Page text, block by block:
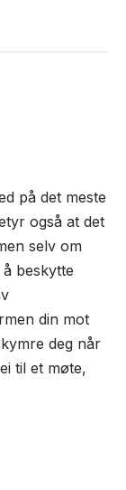
på det meste
også at det
selv om
beskytte
din mot
deg når
til et møte,